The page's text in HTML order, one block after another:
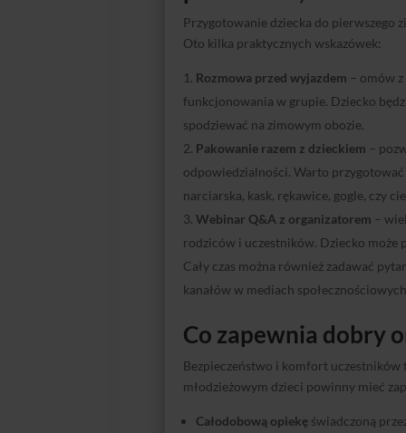
Przygotowanie dziecka do pierwszego
Oto kilka praktycznych wskazówek:
Rozmowa przed wyjazdem – omów
funkcjonowania w grupie. Dziecko
spodziewać na zimowym obozie.
Pakowanie razem z dzieckiem –
odpowiedzialności. Warto
narciarska, kask, rękawice, gogle, czy
Webinar Q&A z organizatorem –
rodziców i uczestników. Dziecko może
Cały czas można również zadawać
kanałów w mediach
Co zapewnia dobry
Bezpieczeństwo i komfort
młodzieżowym dzieci powinny mieć
Całodobową opiekę świadczoną